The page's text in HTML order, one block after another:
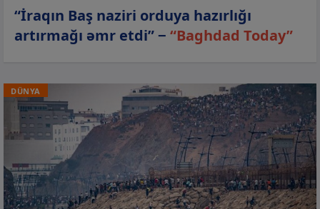
“İraqın Baş naziri orduya hazırlığı
artırmağı əmr etdi” − “Baghdad Today”
DÜNYA